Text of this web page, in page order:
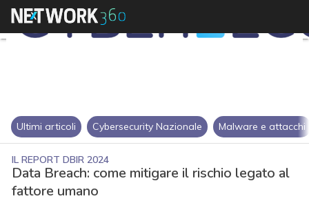
Ultimi articoli Cybersecurity Nazionale Malware e attacchi
IL REPORT DBIR 2024
Data Breach: come mitigare il rischio legato al
fattore umano